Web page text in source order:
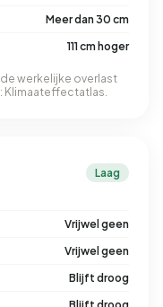
Meer dan 30 cm
111 cm hoger
werkelijke overlast
Klimaateffectatlas.
Laag
Vrijwel geen
Vrijwel geen
Blijft droog